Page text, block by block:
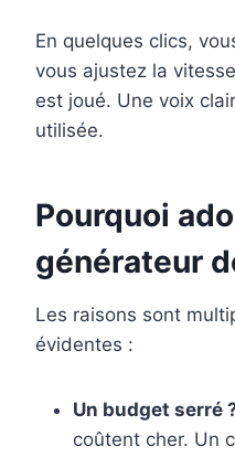
En quelques clics,
vous ajustez la
est joué. Une voix
utilisée.
Pourquoi
générateur
Les raisons sont
évidentes :
Un budget serré
coûtent cher. Un